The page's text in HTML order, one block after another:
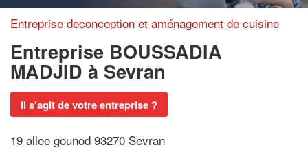
Entreprise deconception et aménagement de cuisine
Entreprise BOUSSADIA
MADJID à Sevran
Il s'agit de votre entreprise ?
19 allee gounod 93270 Sevran